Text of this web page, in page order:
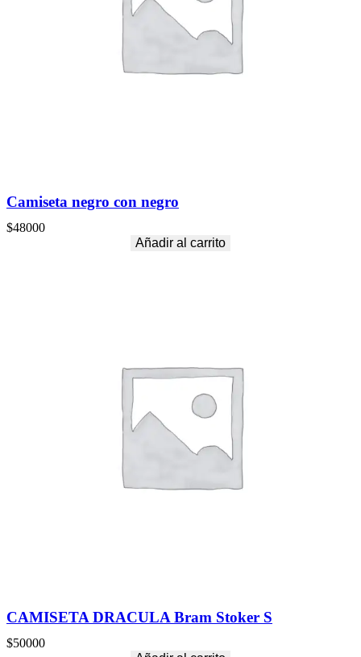
Camiseta negro con negro
$48000
Añadir al carrito
CAMISETA DRACULA Bram Stoker S
$50000